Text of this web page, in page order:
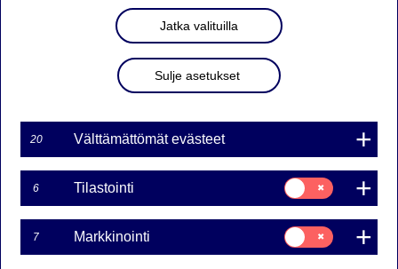
Nordean Älä mene rikki rahasta -kampanja on
voittanut Sponsorointi ja tapahtumamarkkinointi
ry:n jakaman vuoden sponsorointiteko -palkinnon.
Nordea voitti myös vuoden sponsorointiteko -
yleisöäänestyksen.
Nuorten taloustaitojen vahvistaminen ja yrittäjyyden
edistäminen ovat jo vuosia olleet Nordean
on mahdollisuus tehdä kaksi vapaaehtoistyöpäivää
vuodessa yhteiskuntavastuuhankkeiden parissa. Viime
vuonna yli 50 prosenttia henkilöstöstä eli noin 4 000
nordealaista osallistui.
Jatka valituilla
Sulje asetukset
20 Välttämättömät evästeet
6 Tilastointi
Suostumusvalinta:
Tilastointi
7 Markkinointi
Suostumusvalinta:
Markkinointi